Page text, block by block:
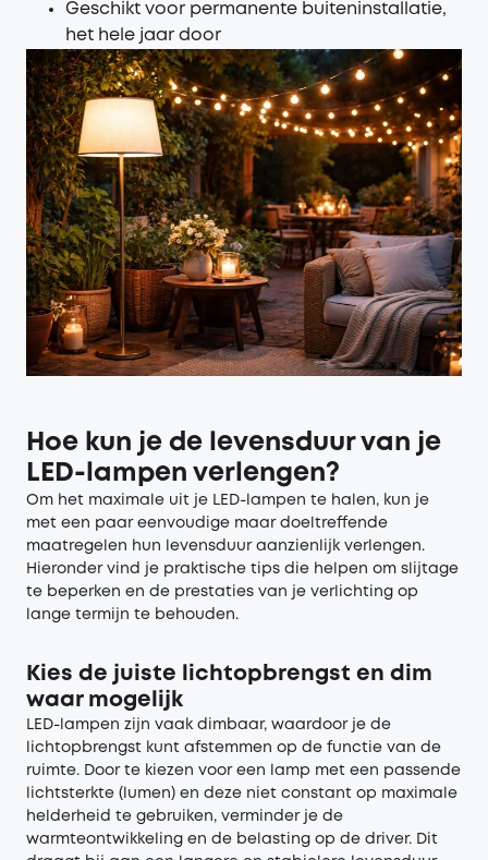
Geschikt voor permanente buiteninstallatie,
het hele jaar door
Hoe kun je de levensduur van je
LED-lampen verlengen?
Om het maximale uit je LED-lampen te halen, kun je
met een paar eenvoudige maar doeltreffende
maatregelen hun levensduur aanzienlijk verlengen.
Hieronder vind je praktische tips die helpen om slijtage
te beperken en de prestaties van je verlichting op
lange termijn te behouden.
Kies de juiste lichtopbrengst en dim
waar mogelijk
LED-lampen zijn vaak dimbaar, waardoor je de
lichtopbrengst kunt afstemmen op de functie van de
ruimte. Door te kiezen voor een lamp met een passende
lichtsterkte (lumen) en deze niet constant op maximale
helderheid te gebruiken, verminder je de
warmteontwikkeling en de belasting op de driver. Dit